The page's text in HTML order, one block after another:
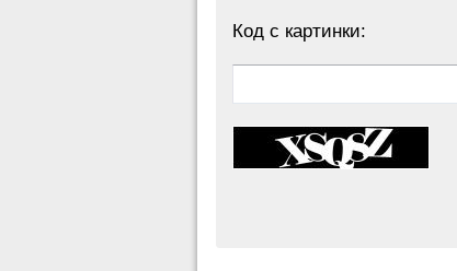
Код с картинки: